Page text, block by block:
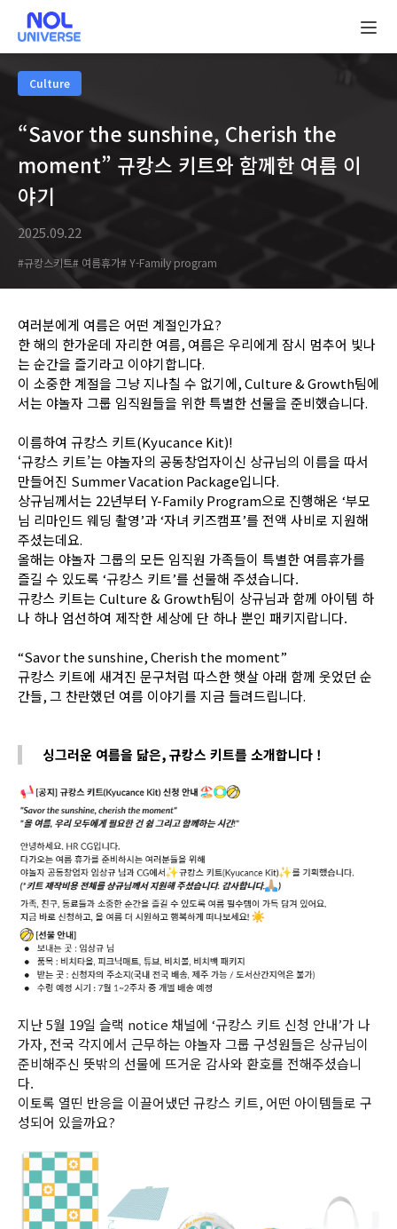
UNIVERSE
Culture
“Savor the sunshine, Cherish the
moment” 규캉스 키트와 함께한 여름 이
야기
2025.09.22
#규캉스키트# 여름휴가# Y-Family program
여러분에게 여름은 어떤 계절인가요?
한 해의 한가운데 자리한 여름, 여름은 우리에게 잠시 멈추어 빛나
는 순간을 즐기라고 이야기합니다.
이 소중한 계절을 그냥 지나칠 수 없기에, Culture & Growth팀에
서는 야놀자 그룹 임직원들을 위한 특별한 선물을 준비했습니다.
이름하여 규캉스 키트(Kyucance Kit)!
‘규캉스 키트’는 야놀자의 공동창업자이신 상규님의 이름을 따서
만들어진 Summer Vacation Package입니다.
상규님께서는 22년부터 Y-Family Program으로 진행해온 ‘부모
님 리마인드 웨딩 촬영’과‘자녀 키즈캠프’를 전액 사비로 지원해
주셨는데요.
올해는 야놀자 그룹의 모든 임직원 가족들이 특별한 여름휴가를
즐길 수 있도록 ‘규캉스 키트’를 선물해 주셨습니다.
규캉스 키트는 Culture & Growth팀이 상규님과 함께 아이템 하
나 하나 엄선하여 제작한 세상에 단 하나 뿐인 패키지랍니다.
“Savor the sunshine, Cherish the moment”
규캉스 키트에 새겨진 문구처럼 따스한 햇살 아래 함께 웃었던 순
간들,그 찬란했던 여름 이야기를 지금 들려드립니다.
싱그러운 여름을 닮은,규캉스 키트를 소개합니다 !
지난5월 19일 슬랙 notice 채널에 ‘규캉스 키트 신청 안내’가 나
가자, 전국 각지에서 근무하는 야놀자 그룹 구성원들은 상규님이
준비해주신 뜻밖의 선물에 뜨거운 감사와 환호를 전해주셨습니
다.
이토록 열띤 반응을 이끌어냈던 규캉스 키트, 어떤 아이템들로 구
성되어 있을까요?